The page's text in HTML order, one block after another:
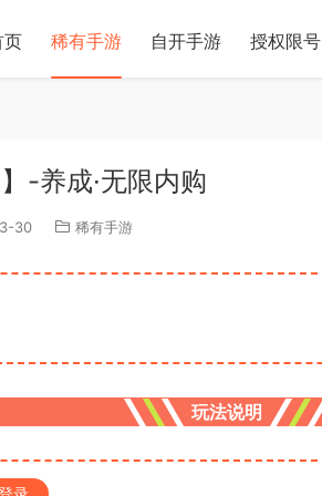
页 稀有手游 自开手游 授权限号
-养成·无限内购
30 稀有手游
玩法说明